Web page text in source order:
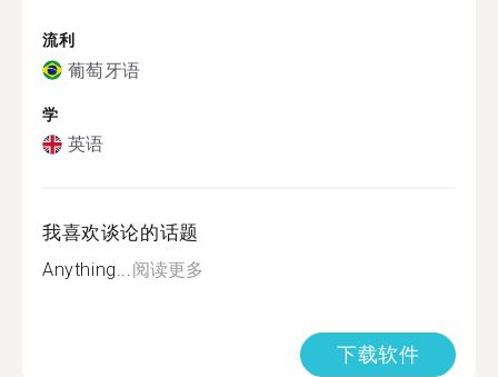
流利
葡萄牙语
学
英语
我喜欢谈论的话题
Anything...阅读更多
下载软件